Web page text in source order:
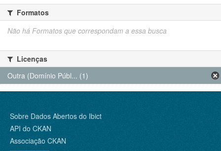
Formatos
Não há Formatos que correspondam a essa busca
Licenças
Outra (Domínio Públ... (1)
Sobre Dados Abertos do Ibict
API do CKAN
Associação CKAN